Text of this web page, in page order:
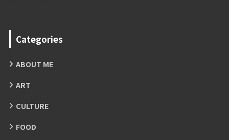
Categories
ABOUT ME
ART
CULTURE
FOOD